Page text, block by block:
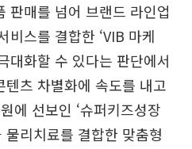
판매를 넘어 브랜드 라인업
비스를 결합한 ‘VIB 마케
대화할 수 있다는 판단에서
츠 차별화에 속도를 내고
에 선보인 ‘슈퍼키즈성장
물리치료를 결합한 맞춤형